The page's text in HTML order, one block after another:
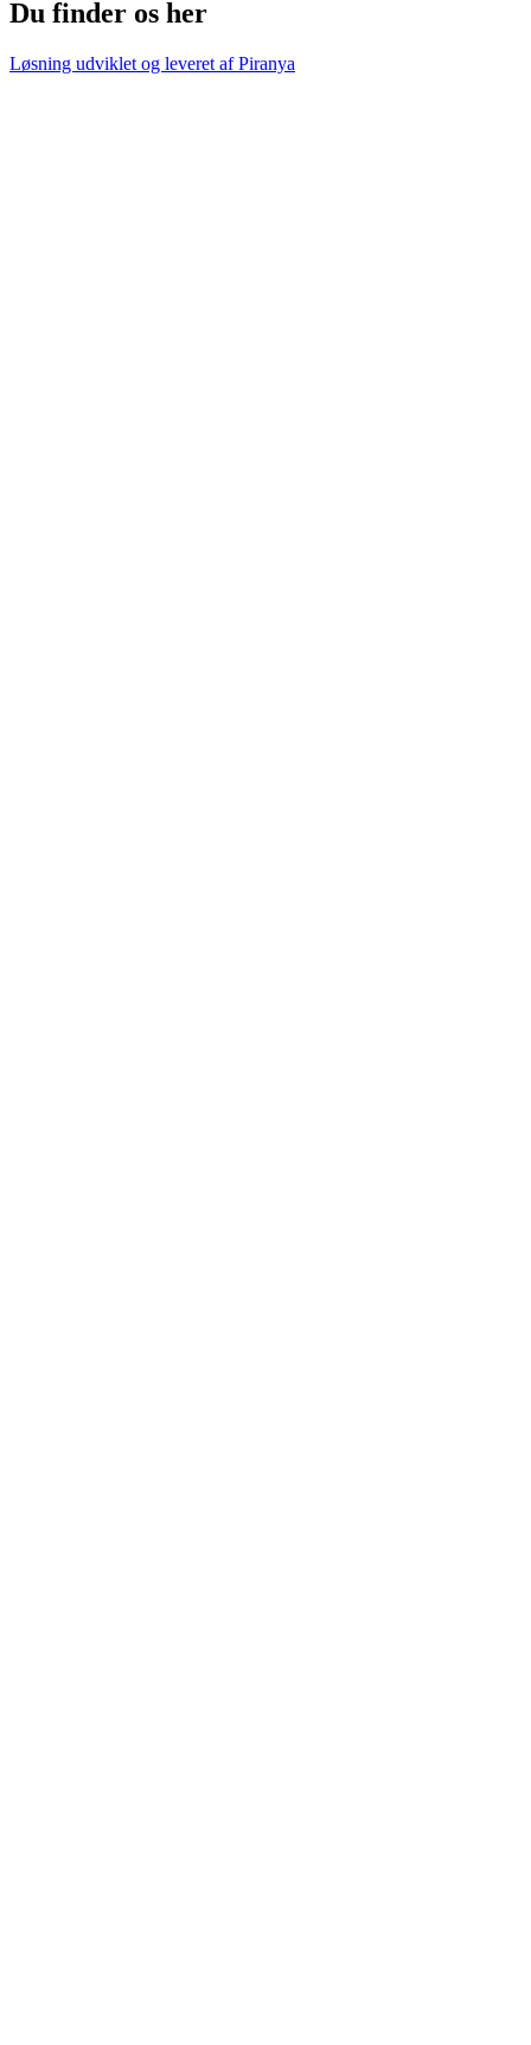
Du finder os her
Løsning udviklet og leveret afPiranya